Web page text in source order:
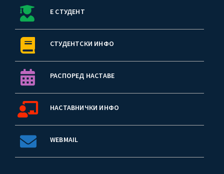
Е СТУДЕНТ
СТУДЕНТСКИ ИНФО
РАСПОРЕД НАСТАВЕ
НАСТАВНИЧКИ ИНФО
WEBMAIL